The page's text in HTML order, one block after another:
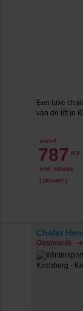
Een luxe
van de lift in
vanaf
787 p.p.
incl. skipas
( januari )
Chalet
Oostenrijk